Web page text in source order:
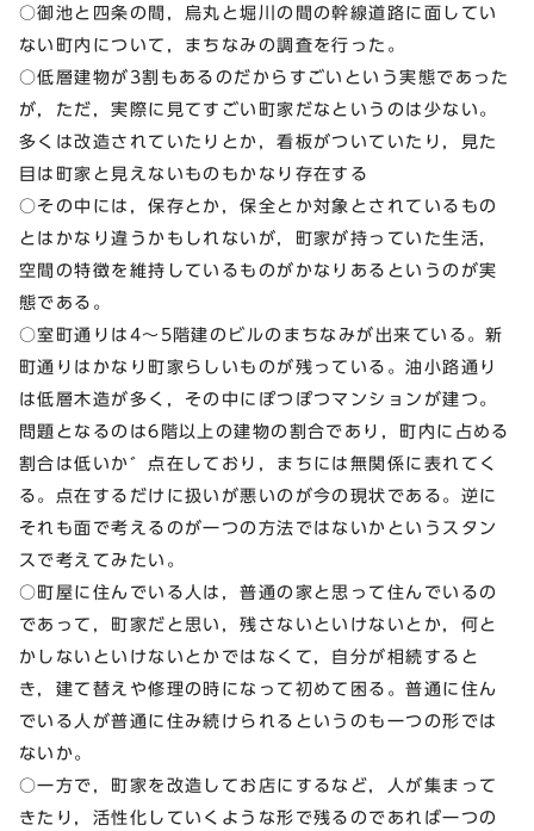
○御池と四条の間，烏丸と堀川の間の幹線道路に面してい
ない町内について，まちなみの調査を行った。
○低層建物が3割もあるのだからすごいという実態であった
が，ただ，実際に見てすごい町家だなというのは少ない。
多くは改造されていたりとか，看板がついていたり，見た
目は町家と見えないものもかなり存在する
○その中には，保存とか，保全とか対象とされているもの
とはかなり違うかもしれないが，町家が持っていた生活，
空間の特徴を維持しているものがかなりあるというのが実
態である。
○室町通りは4～5階建のビルのまちなみが出来ている。新
町通りはかなり町家らしいものが残っている。油小路通り
は低層木造が多く，その中にぽつぽつマンションが建つ。
問題となるのは6階以上の建物の割合であり，町内に占める
割合は低いか゛点在しており，まちには無関係に表れてく
る。点在するだけに扱いが悪いのが今の現状である。逆に
それも面で考えるのが一つの方法ではないかというスタン
スで考えてみたい。
○町屋に住んでいる人は，普通の家と思って住んでいるの
であって，町家だと思い，残さないといけないとか，何と
かしないといけないとかではなくて，自分が相続すると
き，建て替えや修理の時になって初めて困る。普通に住ん
でいる人が普通に住み続けられるというのも一つの形では
ないか。
○一方で，町家を改造してお店にするなど，人が集まって
きたり，活性化していくような形で残るのであれば一つの